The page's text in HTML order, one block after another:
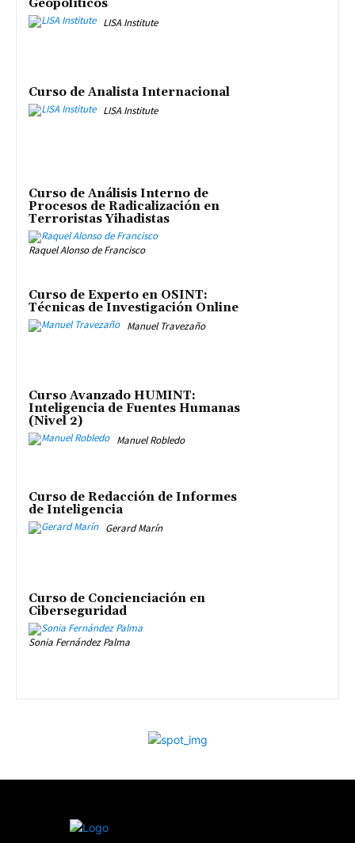
Geopolíticos
LISA Institute
Curso de Analista Internacional
LISA Institute
Curso de Análisis Interno de
Procesos de Radicalización en
Terroristas Yihadistas
Raquel Alonso de Francisco
Curso de Experto en OSINT:
Técnicas de Investigación Online
Manuel Travezaño
Curso Avanzado HUMINT:
Inteligencia de Fuentes Humanas
(Nivel 2)
Manuel Robledo
Curso de Redacción de Informes
de Inteligencia
Gerard Marín
Curso de Concienciación en
Ciberseguridad
Sonia Fernández Palma